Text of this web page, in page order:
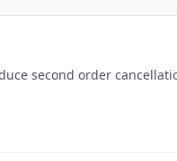
second order